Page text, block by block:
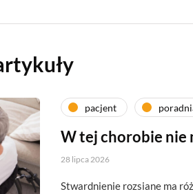
pacjent
W tej chorobie nie
28 lipca 2026
Stwardnienie rozsiane ma